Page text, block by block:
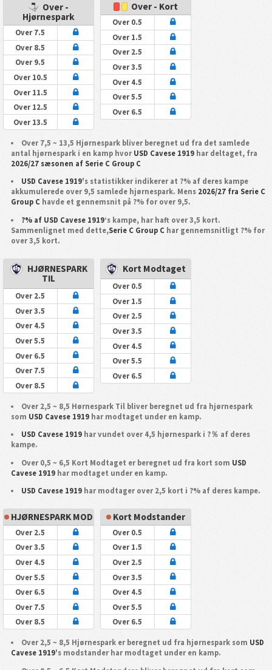
Over -
Hjørnespark
Over 7.5
Over 8.5
Over 9.5
Over 10.5
Over 11.5
Over 12.5
Over 13.5
Over - Kort
Over 0.5
Over 1.5
Over 2.5
Over 3.5
Over 4.5
Over 5.5
Over 6.5
Over 7,5 ~ 13,5 Hjørnespark bliver beregnet ud fra det samlede
antal hjørnespark i en kamp hvor USD Cavese 1919har deltaget, fra
2026/27 sæsonen af Serie C Group C
USD Cavese 1919's statistikker indikerer at ?% af deres kampe
akkumulerede over 9,5 samlede hjørnespark. Mens 2026/27 fra Serie C
Group Chavde et gennemsnit på ?% for over 9,5.
?% af USD Cavese 1919‘s kampe, har haft over 3,5 kort.
Sammenlignet med dette,Serie C Group Char gennemsnitligt ?% for
over 3,5 kort.
HJØRNESPARK
TIL
Over 2.5
Over 3.5
Over 4.5
Over 5.5
Over 6.5
Over 7.5
Over 8.5
Kort Modtaget
Over 0.5
Over 1.5
Over 2.5
Over 3.5
Over 4.5
Over 5.5
Over 6.5
Over 2,5 ~ 8,5 Hørnespark Til bliver beregnet ud fra hjørnespark
som USD Cavese 1919har modtaget under en kamp.
USD Cavese 1919 har vundet over 4,5 hjørnespark i ?％ af deres
kampe.
Over 0,5 ~ 6,5 Kort Modtaget er beregnet ud fra kort som USD
Cavese 1919har modtaget under en kamp.
USD Cavese 1919 har modtager over 2,5 kort i ?% af deres kampe.
HJØRNESPARK MOD
Over 2.5
Over 3.5
Over 4.5
Over 5.5
Over 6.5
Over 7.5
Over 8.5
Kort Modstander
Over 0.5
Over 1.5
Over 2.5
Over 3.5
Over 4.5
Over 5.5
Over 6.5
Over 2,5 ~ 8,5 Hjørnespark er beregnet ud fra hjørnespark som USD
Cavese 1919's modstander har modtaget under en kamp.